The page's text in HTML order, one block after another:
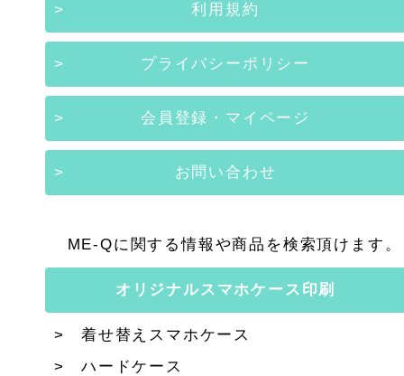
利用規約
プライバシーポリシー
会員登録・マイページ
お問い合わせ
ME-Qに関する情報や商品を検索頂けます。
オリジナルスマホケース印刷
着せ替えスマホケース
ハードケース